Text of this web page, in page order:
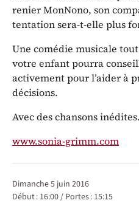
renier MonNono, son
tentation sera-t-elle plus
Une comédie musicale
votre enfant pourra
activement pour l’aider à
décisions.
Avec des chansons inédites.
www.sonia-grimm.com
dimanche 5 juin 2016
Début : 16:00/ Portes : 15:15